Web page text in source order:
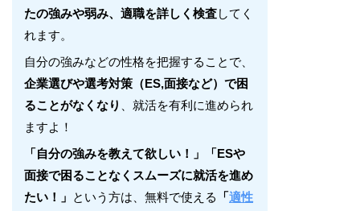
たの強みや弱み、適職を詳しく検査してく
れます。
自分の強みなどの性格を把握することで、
企業選びや選考対策（ES,面接など）で困
ることがなくなり
、就活を有利に進められ
ますよ！
「自分の強みを教えて欲しい！」「ESや
面接で困ることなくスムーズに就活を進め
たい！」 という方は、無料で使える 「適性